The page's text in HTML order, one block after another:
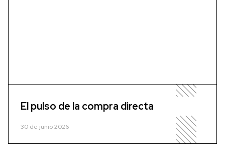
El pulso de la compra directa
30 de junio 2026